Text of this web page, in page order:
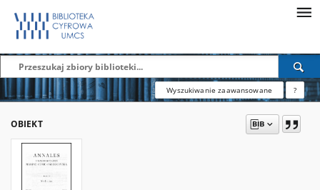
Wyszukiwanie zaawansowane ?
OBIEKT